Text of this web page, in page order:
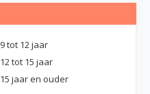
9 tot 12 jaar
12 tot 15 jaar
15 jaar en ouder